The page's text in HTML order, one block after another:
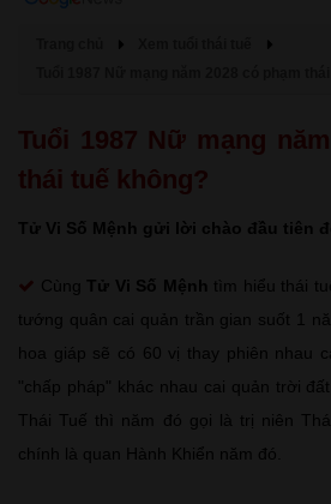
Tuổi 1987 Nữ mạng
thái tuế không?
Tử Vi Số Mệnh gửi lời chào đầu tiên
Cùng Tử Vi Số Mệnh tìm hiểu thái
tướng quân cai quản trần gian suốt 1
hoa giáp sẽ có 60 vị thay phiên nhau
"chấp pháp" khác nhau cai quản trời
Thái Tuế thì năm đó gọi là trị niên
chính là quan Hành Khiển năm đó.